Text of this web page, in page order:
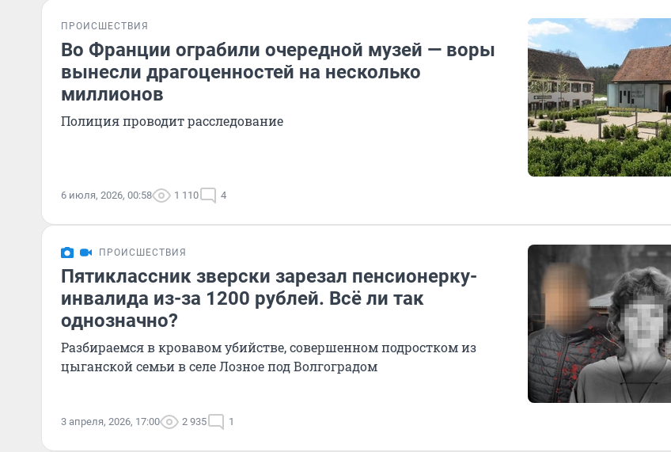
ПРОИСШЕСТВИЯ
Во Франции ограбили очередной музей — воры
вынесли драгоценностей на несколько
миллионов
Полиция проводит расследование
6 июля, 2026, 00:58 1 110 4
ПРОИСШЕСТВИЯ
Пятиклассник зверски зарезал пенсионерку-
инвалида из-за 1200 рублей. Всё ли так
однозначно?
Разбираемся в кровавом убийстве, совершенном подростком из
цыганской семьи в селе Лозное под Волгоградом
3 апреля, 2026, 17:00 2 935 1